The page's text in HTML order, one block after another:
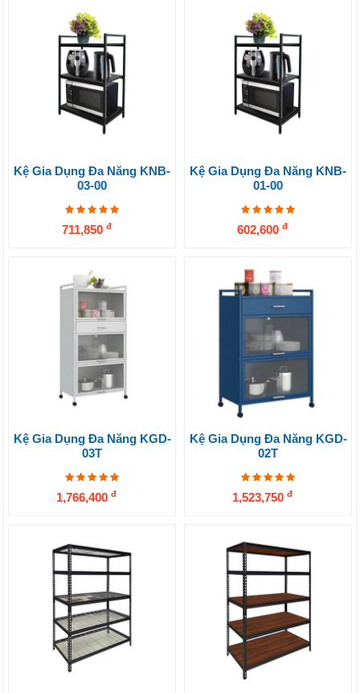
Kệ Gia Dụng Đa Năng KNB-
03-00
711,850 đ
Kệ Gia Dụng Đa Năng KNB-
01-00
602,600 đ
Kệ Gia Dụng Đa Năng KGD-
03T
1,766,400 đ
Kệ Gia Dụng Đa Năng KGD-
02T
1,523,750 đ